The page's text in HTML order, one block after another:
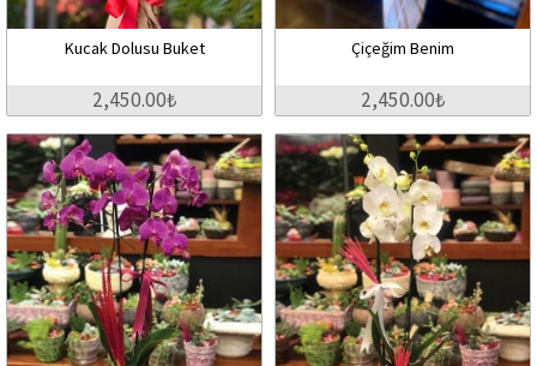
Kucak Dolusu Buket
2,450.00₺
Çiçeğim Benim
2,450.00₺